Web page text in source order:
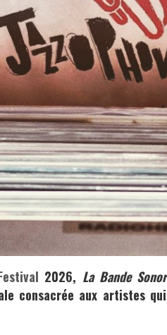
2026, La Bande
consacrée aux artistes